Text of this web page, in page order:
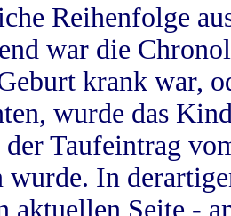
Reihenfolge
war die
krank war,
wurde das
der Taufeintrag
wurde. In
aktuellen Seite -